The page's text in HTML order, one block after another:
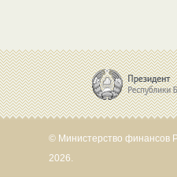
© Министерство финансов
2026.